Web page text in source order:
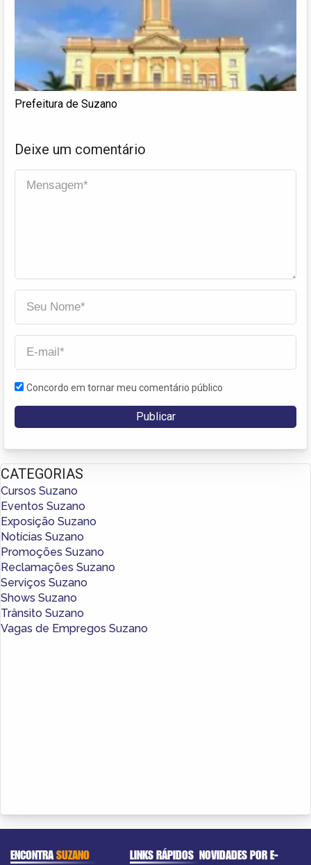
Prefeitura de Suzano
Deixe um comentário
Concordo em tornar meu comentário público
CATEGORIAS
Cursos Suzano
Eventos Suzano
Exposição Suzano
Notícias Suzano
Promoções Suzano
Reclamações Suzano
Serviços Suzano
Shows Suzano
Trânsito Suzano
Vagas de Empregos Suzano
ENCONTRASUZANO LINKS RÁPIDOS NOVIDADES POR E-